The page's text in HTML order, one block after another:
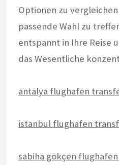
Optionen zu
passende Wahl zu
entspannt in Ihre Reise
das Wesentliche
antalya flughafen
istanbul flughafen
sabiha gökçen